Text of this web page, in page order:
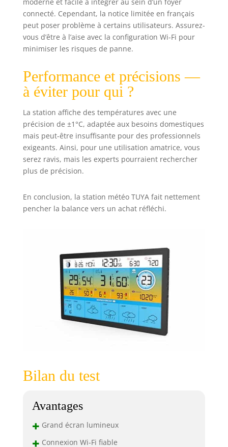
connecté. Cependant, la notice limitée en français
peut poser problème à certains utilisateurs. Assurez-
vous d’être à l’aise avec la configuration Wi-Fi pour
minimiser les risques de panne.
Performance et précisions —
à éviter pour qui ?
La station affiche des températures avec une
précision de ±1°C, adaptée aux besoins domestiques
mais peut-être insuffisante pour des professionnels
exigeants. Ainsi, pour une utilisation amatrice, vous
serez ravis, mais les experts pourraient rechercher
plus de précision.
En conclusion, la station météo TUYA fait nettement
pencher la balance vers un achat réfléchi.
Bilan du test
Avantages
+ Grand écran lumineux
+ Connexion Wi-Fi fiable